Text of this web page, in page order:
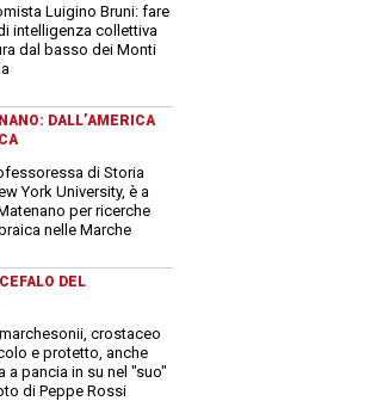
Luigino Bruni: fare
intelligenza collettiva
dal basso dei Monti
DALL’AMERICA
di Storia
York University, è a
per ricerche
nelle Marche
DEL
crostaceo
e protetto, anche
a pancia in su nel "suo"
di Peppe Rossi